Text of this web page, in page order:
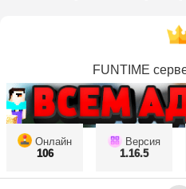
FUNTIME
Онлайн
106
Версия
1.16.5